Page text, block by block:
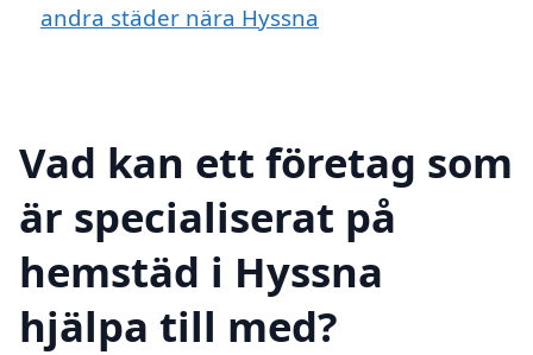
andra städer nära Hyssna
Vad kan ett företag som
är specialiserat på
hemstäd i Hyssna
hjälpa till med?